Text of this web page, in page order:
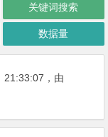
关键词搜索
数据量
21:33:07 ，由